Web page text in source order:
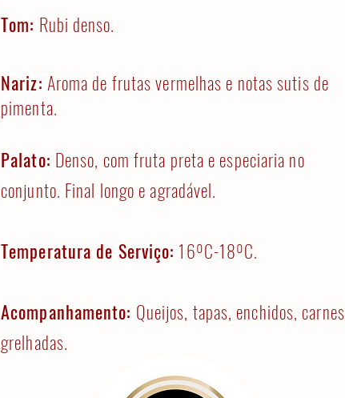
Tom: Rubi denso.
Nariz: Aroma de frutas vermelhas e notas sutis de
pimenta.
Palato: Denso, com fruta preta e especiaria no
conjunto. Final longo e agradável.
Temperatura de Serviço: 16ºC-18ºC.
Acompanhamento: Queijos, tapas, enchidos, carnes
grelhadas.